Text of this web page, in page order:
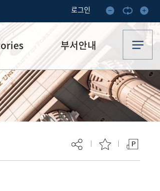
로그인
토리
자
부서안내
업무안내
오시는 길